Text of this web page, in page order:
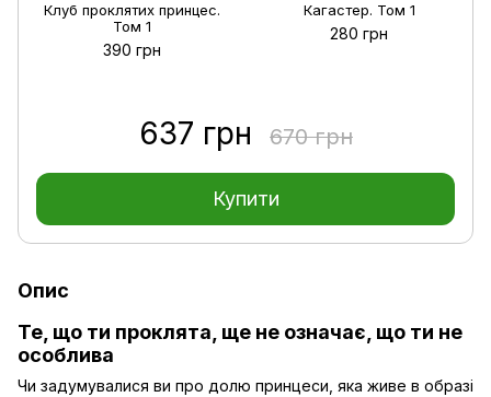
Клуб проклятих принцес.
Том 1
390 грн
Кагастер. Том 1
280 грн
637 грн 670 грн
Купити
Опис
Те, що ти проклята, ще не означає, що ти не
особлива
Чи задумувалися ви про долю принцеси, яка живе в образі